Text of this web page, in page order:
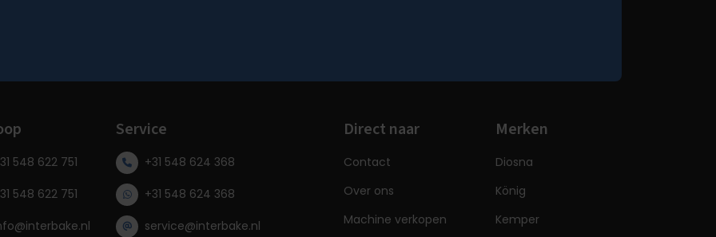
548 622 751
548 622 751
Service
+31 548 624 368
+31 548 624 368
service@interbake.nl
Direct naar
Contact
Over ons
Machine verkopen
Merken
Diosna
König
Kemper